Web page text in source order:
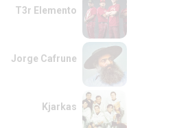
T3r Elemento
Jorge Cafrune
Kjarkas